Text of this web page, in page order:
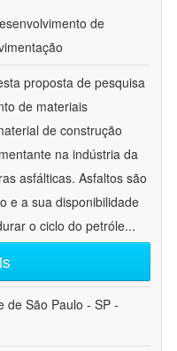
de
proposta de pesquisa
de materiais
de construção
na indústria da
asfálticas. Asfaltos são
e a sua disponibilidade
o ciclo do petróle...
de São Paulo - SP -